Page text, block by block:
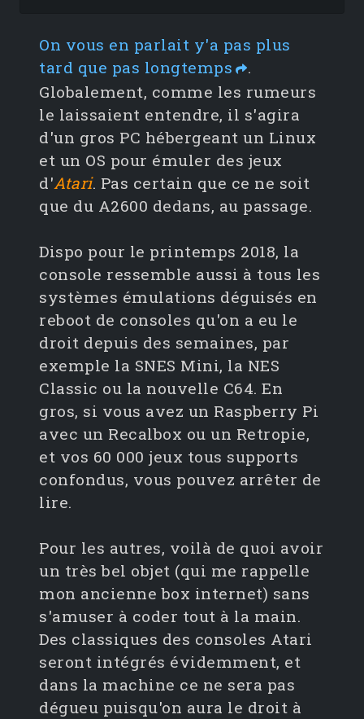
On vous en parlait y'a pas plus
tard que pas longtemps
.
Globalement, comme les rumeurs
le laissaient entendre, il s'agira
d'un gros PC hébergeant un Linux
et un OS pour émuler des jeux
d'Atari. Pas certain que ce ne soit
que du A2600 dedans, au passage.
Dispo pour le printemps 2018, la
console ressemble aussi à tous les
systèmes émulations déguisés en
reboot de consoles qu'on a eu le
droit depuis des semaines, par
exemple la SNES Mini, la NES
Classic ou la nouvelle C64. En
gros, si vous avez un Raspberry Pi
avec un Recalbox ou un Retropie,
et vos 60 000 jeux tous supports
confondus, vous pouvez arrêter de
lire.
Pour les autres, voilà de quoi avoir
un très bel objet (qui me rappelle
mon ancienne box internet) sans
s'amuser à coder tout à la main.
Des classiques des consoles Atari
seront intégrés évidemment, et
dans la machine ce ne sera pas
dégueu puisqu'on aura le droit à